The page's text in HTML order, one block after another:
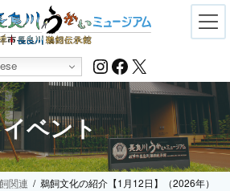
Instagram
Facebook
X
イベント
関連 鵜飼文化の紹介【1月12日】（2026年）